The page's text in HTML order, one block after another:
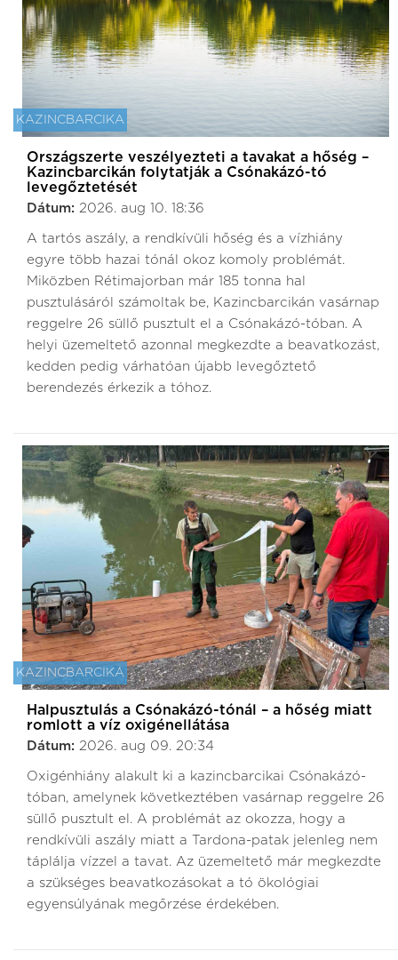
KAZINCBARCIKA
Országszerte veszélyezteti a tavakat a hőség –
Kazincbarcikán folytatják a Csónakázó-tó
levegőztetését
Dátum: 2026. aug 10. 18:36
A tartós aszály, a rendkívüli hőség és a vízhiány
egyre több hazai tónál okoz komoly problémát.
Miközben Rétimajorban már 185 tonna hal
pusztulásáról számoltak be, Kazincbarcikán vasárnap
reggelre 26 süllő pusztult el a Csónakázó-tóban. A
helyi üzemeltető azonnal megkezdte a beavatkozást,
kedden pedig várhatóan újabb levegőztető
berendezés érkezik a tóhoz.
KAZINCBARCIKA
Halpusztulás a Csónakázó-tónál – a hőség miatt
romlott a víz oxigénellátása
Dátum: 2026. aug 09. 20:34
Oxigénhiány alakult ki a kazincbarcikai Csónakázó-
tóban, amelynek következtében vasárnap reggelre 26
süllő pusztult el. A problémát az okozza, hogy a
rendkívüli aszály miatt a Tardona-patak jelenleg nem
táplálja vízzel a tavat. Az üzemeltető már megkezdte
a szükséges beavatkozásokat a tó ökológiai
egyensúlyának megőrzése érdekében.